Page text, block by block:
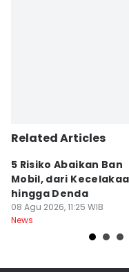
Related Articles
5 Risiko Abaikan Ban
Mobil, dari
hingga Denda
08 Agu 2026, 11:25 WIB
News